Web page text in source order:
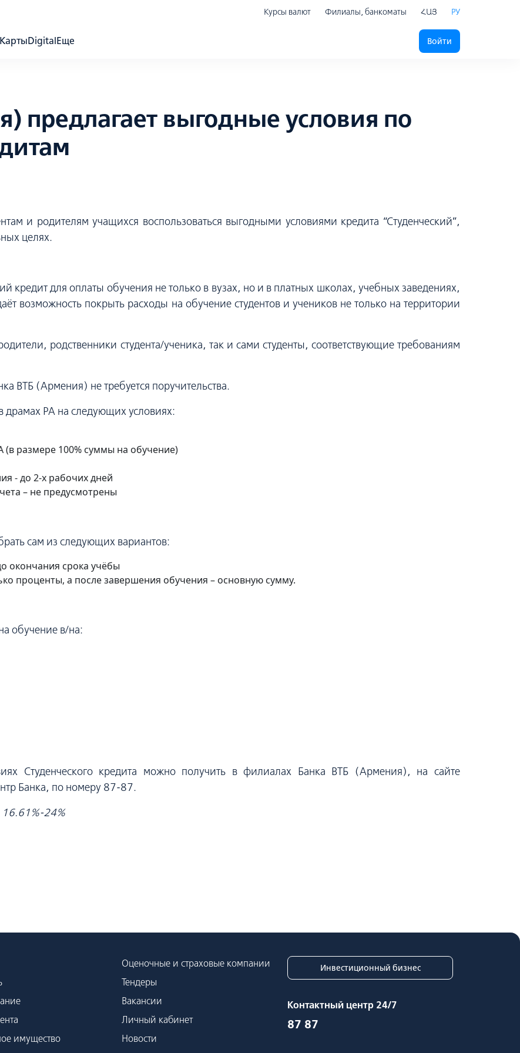
Курсы валют Филиалы, банкоматы ՀԱՅ РУ
КартыDigitalЕще Войти
предлагает выгодные условия по
и родителям учащихся воспользоваться выгодными условиями кредита “Студенческий”,
целях.
кредит для оплаты обучения не только в вузах, но и в платных школах, учебных заведениях,
возможность покрыть расходы на обучение студентов и учеников не только на территории
родственники студента/ученика, так и сами студенты, соответствующие требованиям
ВТБ (Армения) не требуется поручительства.
драмах РА на следующих условиях:
(в размере 100% суммы на обучение)
- до 2-х рабочих дней
– не предусмотрены
сам из следующих вариантов:
окончания срока учёбы
проценты, а после завершения обучения – основную сумму.
обучение в/на:
Студенческого кредита можно получить в филиалах Банка ВТБ (Армения), на сайте
Банка, по номеру 87-87.
16.61%-24%
имущество
Оценочные и страховые компании
Тендеры
Вакансии
Личный кабинет
Новости
Инвестиционный бизнес
Контактный центр 24/7
87 87